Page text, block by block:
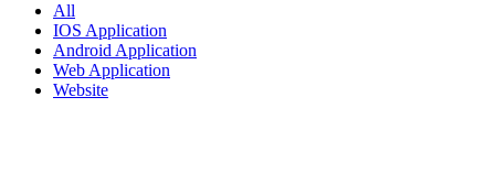
All
IOS Application
Android Application
Web Application
Website